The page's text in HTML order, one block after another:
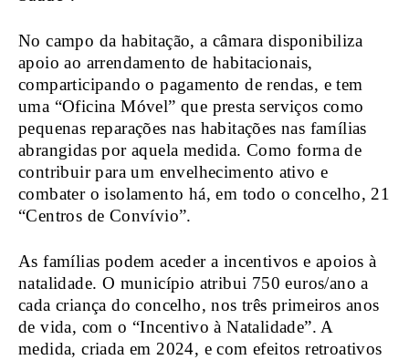
No campo da habitação, a câmara disponibiliza
apoio ao arrendamento de habitacionais,
comparticipando o pagamento de rendas, e tem
uma “Oficina Móvel” que presta serviços como
pequenas reparações nas habitações nas famílias
abrangidas por aquela medida. Como forma de
contribuir para um envelhecimento ativo e
combater o isolamento há, em todo o concelho, 21
“Centros de Convívio”.
As famílias podem aceder a incentivos e apoios à
natalidade. O município atribui 750 euros/ano a
cada criança do concelho, nos três primeiros anos
de vida, com o “Incentivo à Natalidade”. A
medida, criada em 2024, e com efeitos retroativos